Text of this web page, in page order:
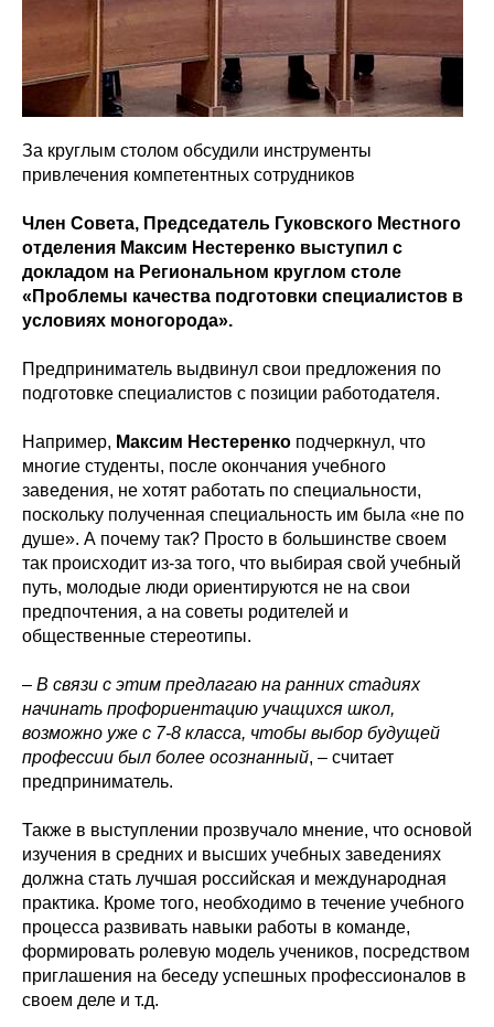
За круглым столом обсудили инструменты
привлечения компетентных сотрудников
Член Совета, Председатель Гуковского Местного
отделения Максим Нестеренко выступил с
докладом на Региональном круглом столе
«Проблемы качества подготовки специалистов в
условиях моногорода».
Предприниматель выдвинул свои предложения по
подготовке специалистов с позиции работодателя.
Например, Максим Нестеренко подчеркнул, что
многие студенты, после окончания учебного
заведения, не хотят работать по специальности,
поскольку полученная специальность им была «не по
душе». А почему так? Просто в большинстве своем
так происходит из-за того, что выбирая свой учебный
путь, молодые люди ориентируются не на свои
предпочтения, а на советы родителей и
общественные стереотипы.
– В связи с этим предлагаю на ранних стадиях
начинать профориентацию учащихся школ,
возможно уже с 7-8 класса, чтобы выбор будущей
профессии был более осознанный, – считает
предприниматель.
Также в выступлении прозвучало мнение, что основой
изучения в средних и высших учебных заведениях
должна стать лучшая российская и международная
практика. Кроме того, необходимо в течение учебного
процесса развивать навыки работы в команде,
формировать ролевую модель учеников, посредством
приглашения на беседу успешных профессионалов в
своем деле и т.д.